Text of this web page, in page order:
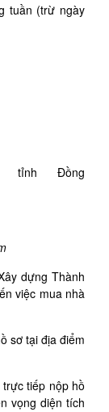
tuần (trừ ngày
tỉnh Đồng
dựng Thành
việc mua nhà
sơ tại địa điểm
tiếp nộp hồ
vọng diện tích